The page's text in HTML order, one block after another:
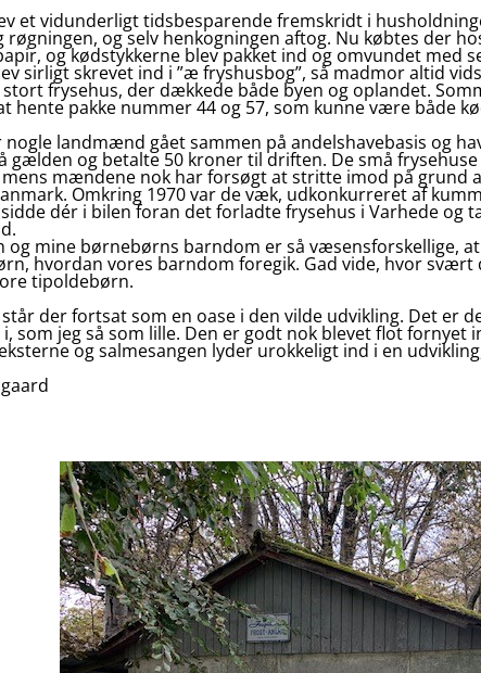
et vidunderligt tidsbesparende fremskridt i
røgningen, og selv henkogningen aftog. Nu købtes der
og kødstykkerne blev pakket ind og omvundet med
sirligt skrevet ind i ”æ fryshusbog”, så madmor altid
frysehus, der dækkede både byen og oplandet.
hente pakke nummer 44 og 57, som kunne være både
nogle landmænd gået sammen på andelshavebasis og
gælden og betalte 50 kroner til driften. De små
mændene nok har forsøgt at stritte imod på grund
Omkring 1970 var de væk, udkonkurreret af
sidde dér i bilen foran det forladte frysehus i Varhede
og mine børnebørns barndom er så væsensforskellige,
hvordan vores barndom foregik. Gad vide, hvor
tipoldebørn.
der fortsat som en oase i den vilde udvikling. Det er
som jeg så som lille. Den er godt nok blevet flot fornyet
og salmesangen lyder urokkeligt ind i en